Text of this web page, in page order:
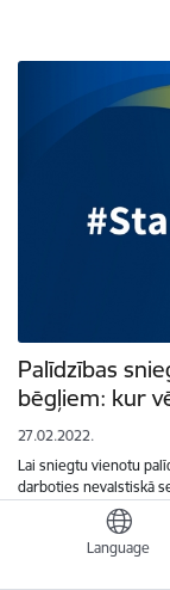
Language
Palīdzības
bēgļiem: kur
27.02.2022.
Lai sniegtu vienotu
darboties nevalstiskā
Šajā platformā tiek
Ārlietu ministrija
Atbalsts Ukrainai